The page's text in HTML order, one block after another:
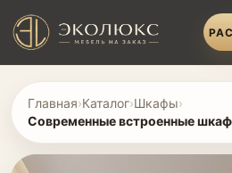
Главная›Каталог›Шкафы›
Современные встроенные